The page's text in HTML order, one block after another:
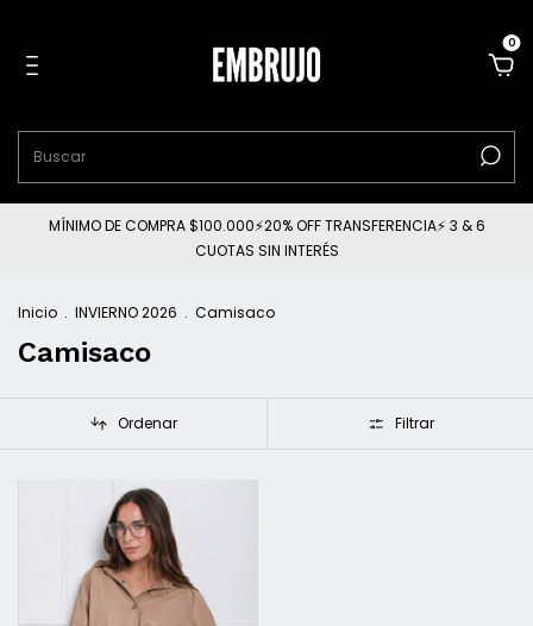
0
MÍNIMO DE COMPRA $100.000⚡20% OFF TRANSFERENCIA⚡ 3 & 6
CUOTAS SIN INTERÉS
Inicio . INVIERNO 2026 . Camisaco
Camisaco
Ordenar Filtrar